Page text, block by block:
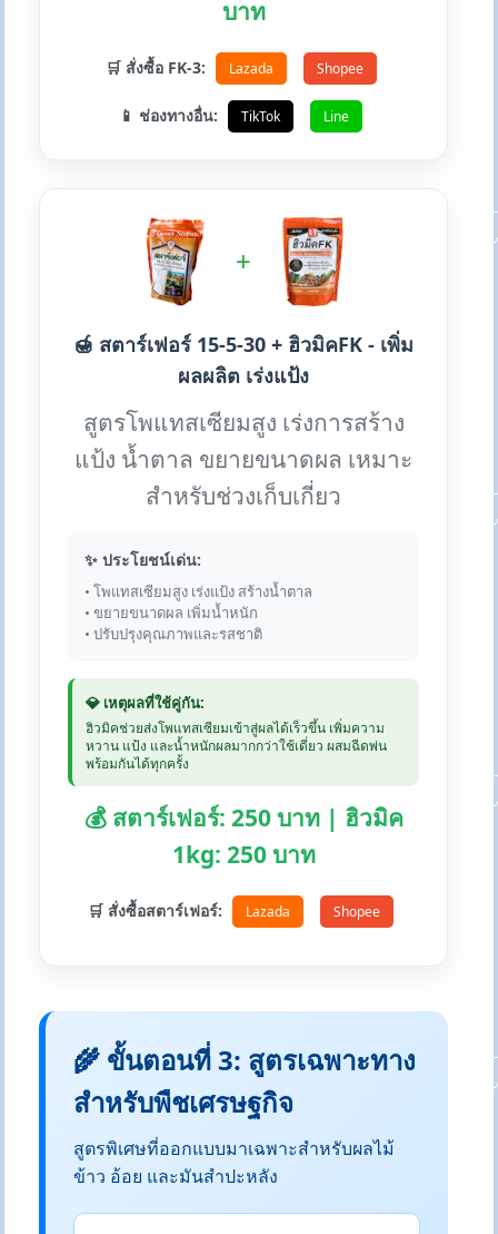
บาท
🛒 สั่งซื้อ FK-3: Lazada Shopee
📱 ช่องทางอื่น: TikTok Line
+
🍯 สตาร์เฟอร์ 15-5-30 + ฮิวมิคFK - เพิ่ม
ผลผลิต เร่งแป้ง
สูตรโพแทสเซียมสูง เร่งการสร้าง
แป้ง น้ำตาล ขยายขนาดผล เหมาะ
สำหรับช่วงเก็บเกี่ยว
✨ ประโยชน์เด่น:
• โพแทสเซียมสูง เร่งแป้ง สร้างน้ำตาล
• ขยายขนาดผล เพิ่มน้ำหนัก
• ปรับปรุงคุณภาพและรสชาติ
💎 เหตุผลที่ใช้คู่กัน:
ฮิวมิคช่วยส่งโพแทสเซียมเข้าสู่ผลได้เร็วขึ้น เพิ่มความ
หวาน แป้ง และน้ำหนักผลมากกว่าใช้เดี่ยว ผสมฉีดพ่น
พร้อมกันได้ทุกครั้ง
💰 สตาร์เฟอร์: 250 บาท | ฮิวมิค
1kg: 250 บาท
🛒 สั่งซื้อสตาร์เฟอร์: Lazada Shopee
🌾 ขั้นตอนที่ 3: สูตรเฉพาะทาง
สำหรับพืชเศรษฐกิจ
สูตรพิเศษที่ออกแบบมาเฉพาะสำหรับผลไม้
ข้าว อ้อย และมันสำปะหลัง